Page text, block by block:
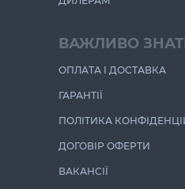
ВАЖЛИВО
ОПЛАТА І ДОСТАВКА
ГАРАНТІЇ
ПОЛІТИКА
ДОГОВІР ОФЕРТИ
ВАКАНСІЇ